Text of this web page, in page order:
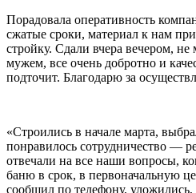
Порадовала оперативность
сжатые сроки, материал к нам
стройку. Сдали вчера вечером,
мужем, все очень добротно и
подточит. Благодарю за
«Строились в начале марта,
понравилось сотрудничество —
отвечали на все наши вопросы,
баню в срок, в первоначальную
сообщил по телефону, уложились,